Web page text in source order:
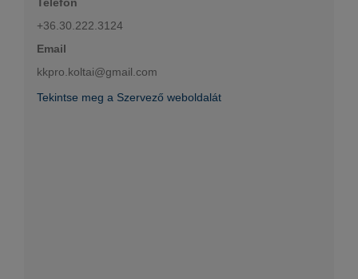
Telefon
+36.30.222.3124
Email
kkpro.koltai@gmail.com
Tekintse meg a Szervező weboldalát